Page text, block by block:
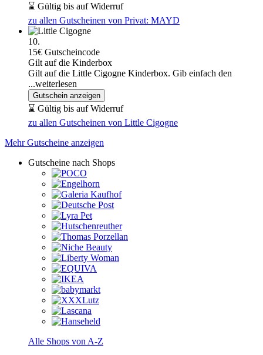
⌛ Gültig bis auf Widerruf
zu allen Gutscheinen von Privat: MAYD
10.
15€ Gutscheincode
Gilt auf die Kinderbox
Gilt auf die Little Cigogne Kinderbox. Gib einfach den
...weiterlesen
Gutschein anzeigen
⌛ Gültig bis auf Widerruf
zu allen Gutscheinen von Little Cigogne
Mehr Gutscheine anzeigen
Gutscheine nach Shops
Alle Shops von A-Z